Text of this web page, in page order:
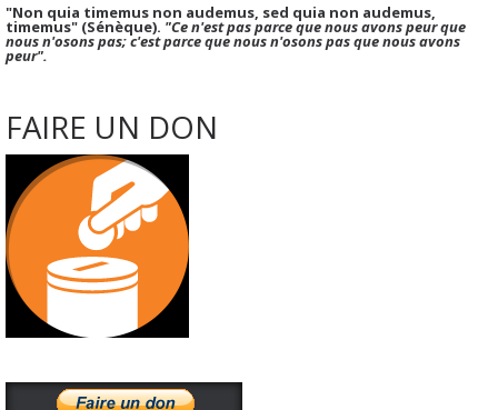
"Non quia timemus non audemus, sed quia non audemus,
timemus" (Sénèque). "Ce n'est pas parce que nous avons peur que
nous n'osons pas; c'est parce que nous n'osons pas que nous avons
peur".
FAIRE UN DON